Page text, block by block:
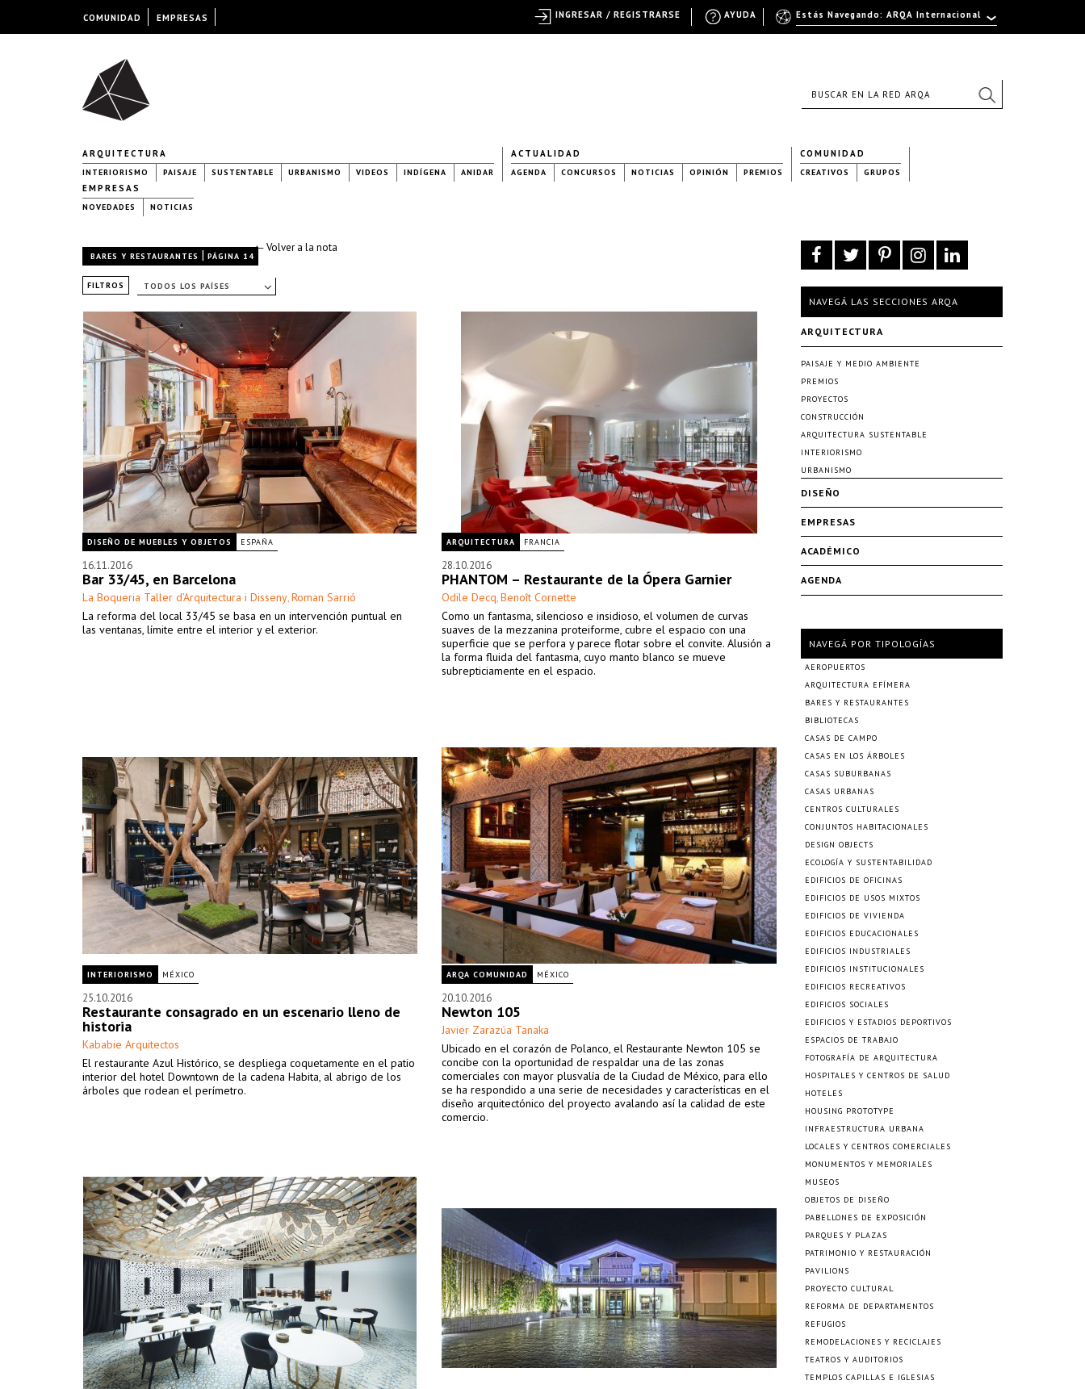
ARQUITECTURA
INTERIORISMO PAISAJE SUSTENTABLE URBANISMO VIDEOS INDÍGENA ANIDAR
ACTUALIDAD
AGENDA CONCURSOS NOTICIAS OPINIÓN PREMIOS
COMUNIDAD
CREATIVOS GRUPOS
EMPRESAS
NOVEDADES NOTICIAS
← Volver a la nota
BARES Y RESTAURANTES | PÁGINA 14
FILTROS TODOS LOS PAÍSES
DISEÑO DE MUEBLES Y OBJETOS ESPAÑA
16.11.2016
Bar 33/45, en Barcelona
La Boqueria Taller d’Arquitectura i Disseny, Roman Sarrió
La reforma del local 33/45 se basa en un intervención puntual en
las ventanas, límite entre el interior y el exterior.
ARQUITECTURA FRANCIA
28.10.2016
PHANTOM – Restaurante de la Ópera Garnier
Odile Decq, Benoît Cornette
Como un fantasma, silencioso e insidioso, el volumen de curvas
suaves de la mezzanina proteiforme, cubre el espacio con una
superficie que se perfora y parece flotar sobre el convite. Alusión a
la forma fluida del fantasma, cuyo manto blanco se mueve
subrepticiamente en el espacio.
INTERIORISMO MÉXICO
25.10.2016
Restaurante consagrado en un escenario lleno de
historia
Kababie Arquitectos
El restaurante Azul Histórico, se despliega coquetamente en el patio
interior del hotel Downtown de la cadena Habita, al abrigo de los
árboles que rodean el perímetro.
ARQA COMUNIDAD MÉXICO
20.10.2016
Newton 105
Javier Zarazúa Tanaka
Ubicado en el corazón de Polanco, el Restaurante Newton 105 se
concibe con la oportunidad de respaldar una de las zonas
comerciales con mayor plusvalía de la Ciudad de México, para ello
se ha respondido a una serie de necesidades y características en el
diseño arquitectónico del proyecto avalando así la calidad de este
comercio.
NAVEGÁ LAS SECCIONES ARQA
ARQUITECTURA
PAISAJE Y MEDIO AMBIENTE
PREMIOS
PROYECTOS
CONSTRUCCIÓN
ARQUITECTURA SUSTENTABLE
INTERIORISMO
URBANISMO
DISEÑO
EMPRESAS
ACADÉMICO
AGENDA
NAVEGÁ POR TIPOLOGÍAS
AEROPUERTOS
ARQUITECTURA EFÍMERA
BARES Y RESTAURANTES
BIBLIOTECAS
CASAS DE CAMPO
CASAS EN LOS ÁRBOLES
CASAS SUBURBANAS
CASAS URBANAS
CENTROS CULTURALES
CONJUNTOS HABITACIONALES
DESIGN OBJECTS
ECOLOGÍA Y SUSTENTABILIDAD
EDIFICIOS DE OFICINAS
EDIFICIOS DE USOS MIXTOS
EDIFICIOS DE VIVIENDA
EDIFICIOS EDUCACIONALES
EDIFICIOS INDUSTRIALES
EDIFICIOS INSTITUCIONALES
EDIFICIOS RECREATIVOS
EDIFICIOS SOCIALES
EDIFICIOS Y ESTADIOS DEPORTIVOS
ESPACIOS DE TRABAJO
FOTOGRAFÍA DE ARQUITECTURA
HOSPITALES Y CENTROS DE SALUD
HOTELES
HOUSING PROTOTYPE
INFRAESTRUCTURA URBANA
LOCALES Y CENTROS COMERCIALES
MONUMENTOS Y MEMORIALES
MUSEOS
OBJETOS DE DISEÑO
PABELLONES DE EXPOSICIÓN
PARQUES Y PLAZAS
PATRIMONIO Y RESTAURACIÓN
PAVILIONS
PROYECTO CULTURAL
REFORMA DE DEPARTAMENTOS
REFUGIOS
REMODELACIONES Y RECICLAJES
TEATROS Y AUDITORIOS
TEMPLOS CAPILLAS E IGLESIAS
COMUNIDAD EMPRESAS Estás Navegando: ARQA Internacional
AYUDA
INGRESAR / REGISTRARSE